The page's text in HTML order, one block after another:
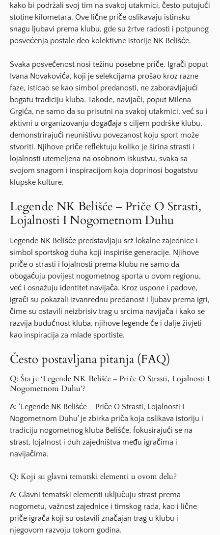
kako bi podržali svoj tim na svakoj utakmici, često putujući
stotine kilometara. Ove lične priče oslikavaju istinsku
snagu ljubavi prema klubu, gde su žrtve radosti i potpunog
posvećenja postale deo kolektivne istorije NK Belišće.
Svaka posvećenost nosi težinu posebne priče. Igrači poput
Ivana Novakovića, koji je selekcijama prošao kroz razne
faze, isticao se kao simbol predanosti, ne zaboravljajući
bogatu tradiciju kluba. Takođe, navijači, poput Milena
Grgića, ne samo da su prisutni na svakoj utakmici, već su i
aktivni u organizovanju događaja s ciljem podrške klubu,
demonstrirajući neuništivu povezanost koju sport može
stvoriti. Njihove priče reflektuju koliko je širina strasti i
lojalnosti utemeljena na osobnom iskustvu, svaka sa
svojom snagom i inspiracijom koja doprinosi bogatstvu
klupske kulture.
Legende NK Belišće – Priče O Strasti,
Lojalnosti I Nogometnom Duhu
Legende NK Belišće predstavljaju srž lokalne zajednice i
simbol sportskog duha koji inspiriše generacije. Njihove
priče o strasti i lojalnosti prema klubu ne samo da
obogaćuju povijest nogometnog sporta u ovom regionu,
već i osnažuju identitet navijača. Kroz uspone i padove,
igrači su pokazali izvanrednu predanost i ljubav prema igri,
čime su ostavili neizbrisiv trag u srcima navijača i kako se
razvija budućnost kluba, njihove legende će i dalje živjeti
kao inspiracija za mlade sportiste.
Često postavljana pitanja (FAQ)
Q: Šta je ‘Legende NK Belišće – Priče O Strasti, Lojalnosti I
Nogometnom Duhu’?
A: ‘Legende NK Belišće – Priče O Strasti, Lojalnosti I
Nogometnom Duhu’ je zbirka priča koja oslikava istoriju i
tradiciju nogometnog kluba Belišće, fokusirajući se na
strast, lojalnost i duh zajedništva među igračima i
navijačima.
Q: Koji su glavni tematski elementi u ovom delu?
A: Glavni tematski elementi uključuju strast prema
nogometu, važnost zajednice i timskog rada, kao i lične
priče igrača koji su ostavili značajan trag u klubu i
njegovom razvoju tokom godina.